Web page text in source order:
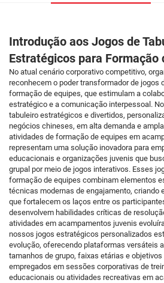
Introdução aos Jogos de
Estratégicos para Formação
No atual cenário corporativo competitivo,
reconhecem o poder transformador de jogos
formação de equipes, que estimulam a
estratégico e a comunicação interpessoal.
tabuleiro estratégicos e divertidos,
negócios chineses, em alta demanda e
atividades de formação de equipes em
representam uma solução inovadora para
educacionais e organizações juvenis que
grupal por meio de jogos interativos. Esses
formação de equipes combinam elementos
técnicas modernas de engajamento, criando
que fortalecem os laços entre os
desenvolvem habilidades críticas de
atividades em acampamentos juvenis
nossos jogos estratégicos personalizados
evolução, oferecendo plataformas versáteis
tamanhos de grupo, faixas etárias e
empregados em sessões corporativas de
educacionais ou atividades recreativas em